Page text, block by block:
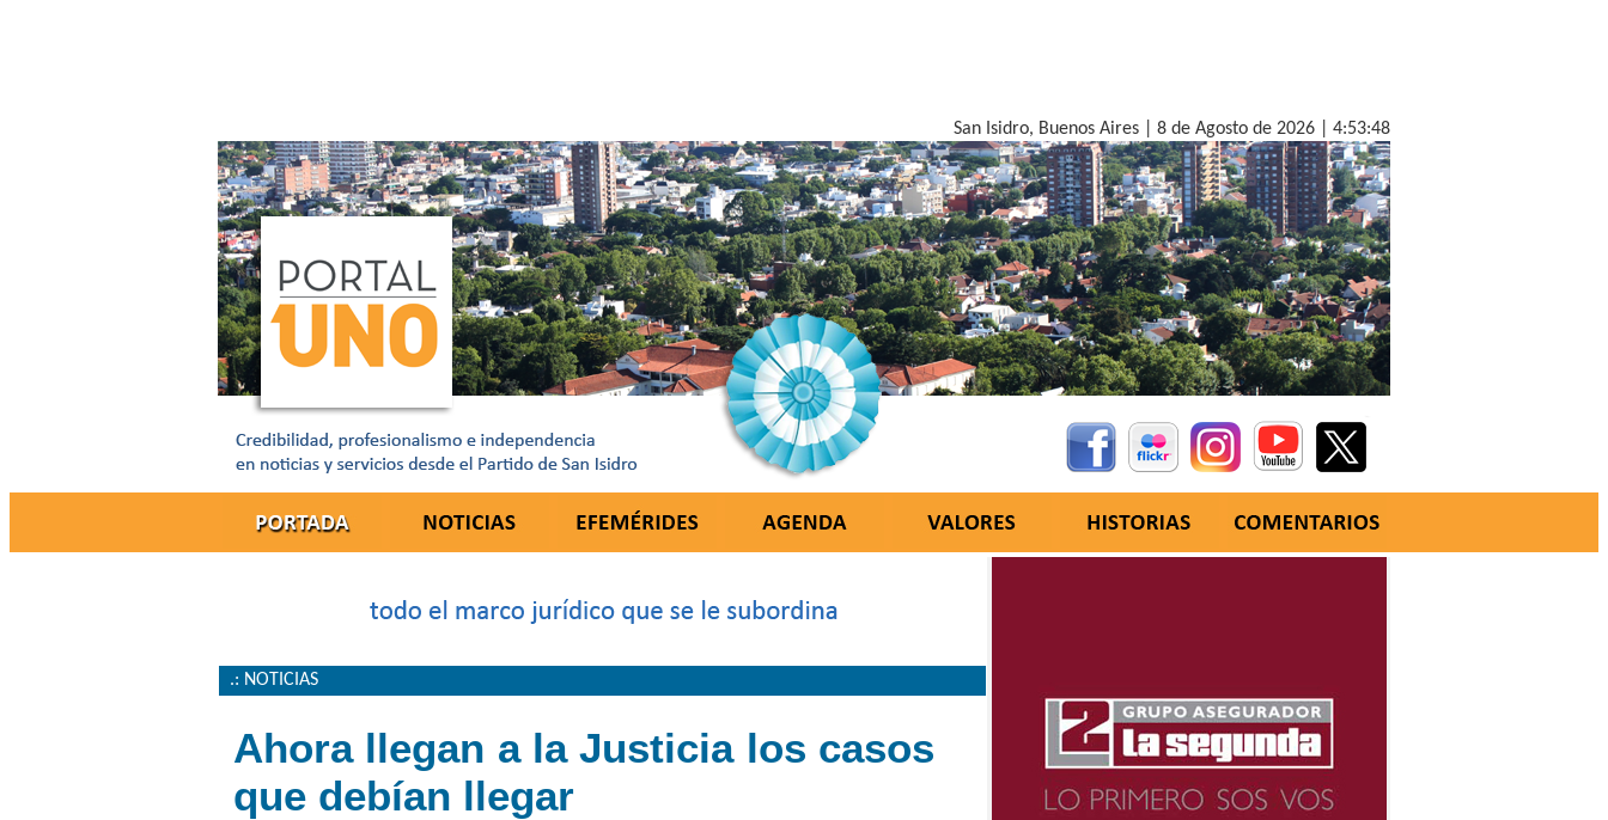
San Isidro, Buenos Aires | 8 de Agosto de 2026 | 4:53:50
.: NOTICIAS
Ahora llegan a la Justicia los casos
que debían llegar